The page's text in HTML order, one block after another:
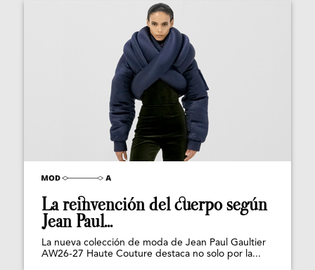
La reinvención del cuerpo según
Jean Paul...
La nueva colección de moda de Jean Paul Gaultier
AW26-27 Haute Couture destaca no solo por la...